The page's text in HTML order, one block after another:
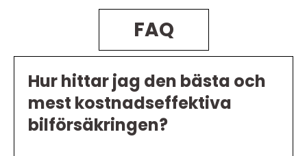
FAQ
Hur hittar jag den bästa och
mest kostnadseffektiva
bilförsäkringen?